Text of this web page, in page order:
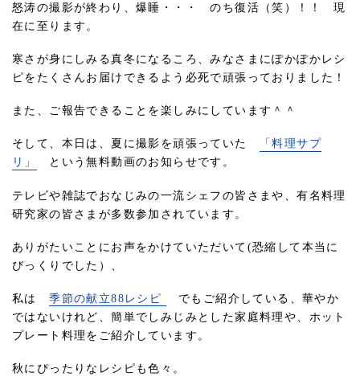
怒涛の撮影が終わり、爆睡・・・ のち復活（笑）！！ 現
在に至ります。
寒さが身にしみる真冬になるころ、みなさまにぽかぽかレシ
ピをたくさんお届けできるよう必死で頑張っておりました！
また、ご報告できることを楽しみにしています＾＾
そして、本日は、夏に撮影を頑張っていた
「料理サプ
リ」
という無料動画のお知らせです。
テレビや雑誌でおなじみの一流シェフの皆さまや、有名料理
研究家の皆さまが多数参加されています。
ありがたいことにお声をかけていただいて(恐縮して本当に
びっくりでした）、
私は季節の献立88レシピ
でもご紹介している、華やか
ではないけれど、簡単でしみじみとした家庭料理や、ホット
プレート料理をご紹介しています。
秋にぴったりなレシピも色々。